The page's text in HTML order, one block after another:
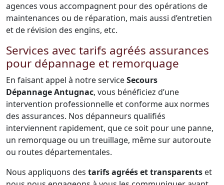
agences vous accompagnent pour des opérations de
maintenances ou de réparation, mais aussi d’entretien
et de révision des engins, etc.
Services avec tarifs agréés assurances
pour dépannage et remorquage
En faisant appel à notre serviceSecours
Dépannage Antugnac, vous bénéficiez d’une
intervention professionnelle et conforme aux normes
des assurances. Nos dépanneurs qualifiés
interviennent rapidement, que ce soit pour une panne,
un remorquage ou un treuillage, même sur autoroute
ou routes départementales.
Nous appliquons des tarifs agréés et transparents et